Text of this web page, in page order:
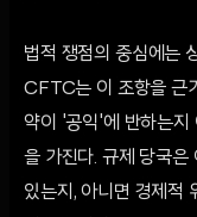
법적 쟁점의 중심에는
CFTC는 이 조항을 근
약이 '공익'에 반하는지
을 가진다. 규제 당국은
있는지, 아니면 경제적